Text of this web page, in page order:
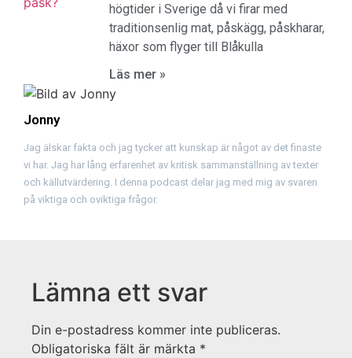
Jonny
Jag älskar fakta och jag tycker att kunskap är något av det finaste
vi har. Jag har lång erfarenhet av kritisk sammanställning av texter
och källutvärdering. I denna podcast delar jag med mig av svaren
på viktiga och oviktiga frågor.
högtider i Sverige då vi firar med
traditionsenlig mat, påskägg, påskharar,
häxor som flyger till Blåkulla
Läs mer »
Lämna ett svar
Din e-postadress kommer inte publiceras.
Obligatoriska fält är märkta *